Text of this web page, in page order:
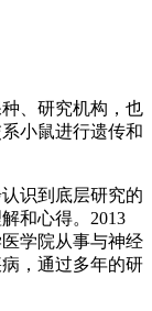
、研究机构，也
小鼠进行遗传和
识到底层研究的
和心得。2013
学院从事与神经
，通过多年的研